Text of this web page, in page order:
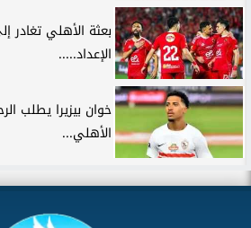
بعثة الأهلي تغادر
الإعداد.....
خوان بيزيرا يطلب
الأهلي...